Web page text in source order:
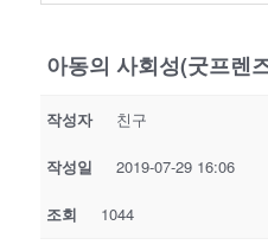
아동의 사회성(굿프렌
작성자 친구
작성일 2019-07-29 16:06
조회 1044